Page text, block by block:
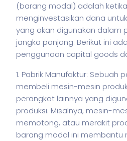
(barang modal) adalah
menginvestasikan dana
yang akan digunakan dalam
jangka panjang. Berikut ini
penggunaan capital goods
1. Pabrik Manufaktur: Sebuah
membeli mesin-mesin
perangkat lainnya yang
produksi. Misalnya, mesin-
memotong, atau merakit
barang modal ini membantu